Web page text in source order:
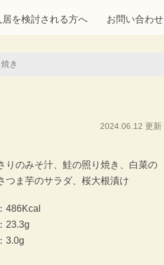
居を検討される方へ お問い合わせ
き
2024.06.12 更新
りのみそ汁、鮭の照り焼き、白菜の
つま芋のサラダ、桜大根漬け
486Kcal
23.3g